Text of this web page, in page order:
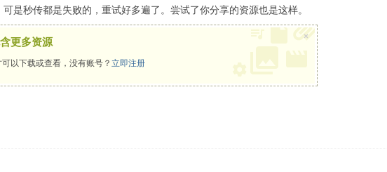
是秒传都是失败的，重试好多遍了。尝试了你分享的资源也是这样。
更多资源
可以下载或查看，没有账号？立即注册
×